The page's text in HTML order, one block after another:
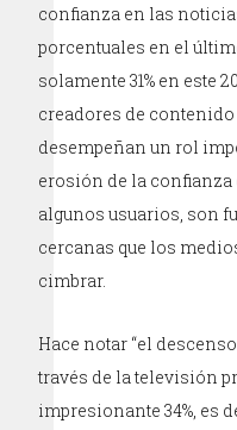
confianza en las
porcentuales en el
solamente 31% en este
creadores de
desempeñan un rol
erosión de la
algunos usuarios, son
cercanas que los
cimbrar.
Hace notar “el
través de la televisión
impresionante 34%, es